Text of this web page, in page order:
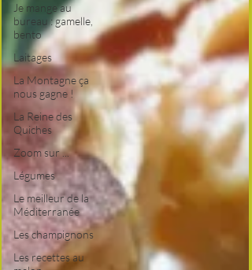
Je mange au
bureau : gamelle,
bento
Laitages
La Montagne ça
nous gagne !
La Reine des
Quiches
Zoom sur ...
Légumes
Le meilleur de la
Méditerranée
Les champignons
Les recettes au